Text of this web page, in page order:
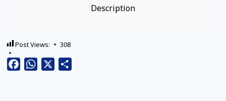
Description
Post Views: 308
FacebookWhatsApp